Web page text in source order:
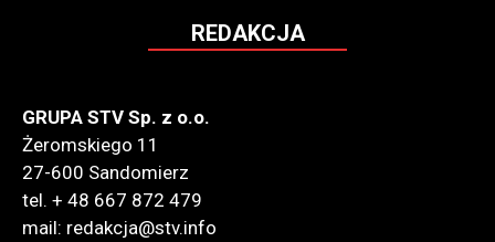
REDAKCJA
GRUPA STV Sp. z o.o.
Żeromskiego 11
27-600 Sandomierz
tel. + 48 667 872 479
mail: redakcja@stv.info